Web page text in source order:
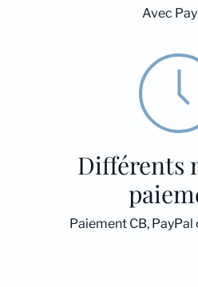
Avec
Différents
Paiement CB,